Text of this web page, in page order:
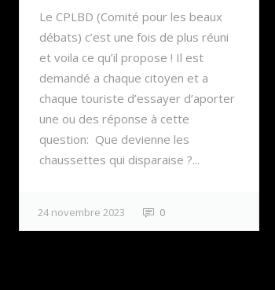
Le CPLBD (Comité pour les beaux
débats) c’est une fois de plus réuni
et voila ce qu’il propose ! Il est
demandé a chaque citoyen et a
chaque touriste d’essayer d’aporter
une ou des réponse à cette
question: Que devienne les
chaussettes qui disparaise ?...
24 novembre 2023 0